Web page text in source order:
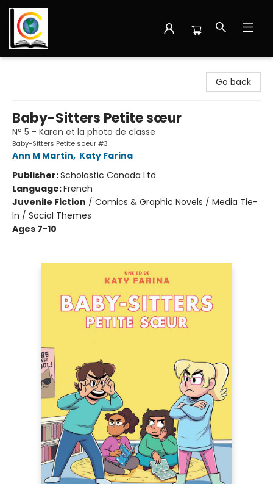
Go back
Baby-Sitters Petite sœur
N° 5 - Karen et la photo de classe
Baby-Sitters Petite soeur #3
Ann M Martin, Katy Farina
Publisher:Scholastic Canada Ltd
Language:French
Juvenile Fiction / Comics & Graphic Novels / Media Tie-
In / Social Themes
Ages 7-10